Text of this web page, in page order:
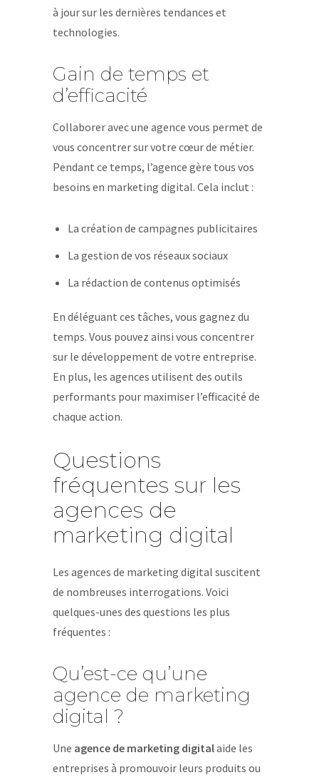
à jour sur les dernières tendances et
technologies.
Gain de temps et
d’efficacité
Collaborer avec une agence vous permet de
vous concentrer sur votre cœur de métier.
Pendant ce temps, l’agence gère tous vos
besoins en marketing digital. Cela inclut :
La création de campagnes publicitaires
La gestion de vos réseaux sociaux
La rédaction de contenus optimisés
En déléguant ces tâches, vous gagnez du
temps. Vous pouvez ainsi vous concentrer
sur le développement de votre entreprise.
En plus, les agences utilisent des outils
performants pour maximiser l’efficacité de
chaque action.
Questions
fréquentes sur les
agences de
marketing digital
Les agences de marketing digital suscitent
de nombreuses interrogations. Voici
quelques-unes des questions les plus
fréquentes :
Qu’est-ce qu’une
agence de marketing
digital ?
Une agence de marketing digitalaide les
entreprises à promouvoir leurs produits ou